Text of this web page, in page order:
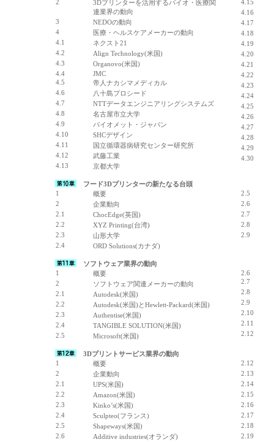
2
3Dプリンターを活用するバイオ・医療関
連業界の動向
3
NEDOの動向
4
医療・ヘルスケアメーカーの動向
4.1
ネクスト21
4.2
Align Technology(米国)
4.3
Organovo(米国)
4.4
JMC
4.5
帝人ナカシマメディカル
4.6
八十島プロシード
4.7
NTTデータエンジニアリングシステムズ
4.8
名古屋市立大学
4.9
バイオメット・ジャパン
4.10
SHCデザイン
4.11
国立循環器病研究センター研究所
4.12
武藤工業
4.13
京都大学
4.15
4.16
4.17
4.18
4.19
4.20
4.21
4.22
4.23
4.24
4.25
4.26
4.27
4.28
4.29
4.30
フード3Dプリンターの新たなる台頭
1
概要
2
企業動向
2.1
ChocEdge(英国)
2.2
XYZ Printing(台湾)
2.3
山形大学
2.4
ORD Solutions(カナダ)
2.5
2.6
2.7
2.8
2.9
ソフトウェア業界の動向
1
概要
2
ソフトウェア関連メーカーの動向
2.1
Autodesk(米国)
2.2
Autodesk(米国)とHewlett-Packard(米国)
2.3
Authentise(米国)
2.4
TANGIBLE SOLUTION(米国)
2.5
Microsoft(米国)
2.6
2.7
2.8
2.9
2.10
2.11
2.12
3Dプリントサービス業界の動向
1
概要
2
企業動向
2.1
UPS(米国)
2.2
Amazon(米国)
2.3
Kinko’s(米国)
2.4
Sculpteo(フランス)
2.5
Shapeways(米国)
2.6
Additive industries(オランダ)
2.12
2.13
2.14
2.15
2.16
2.17
2.18
2.19